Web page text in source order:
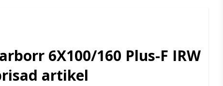
6X100/160 Plus-F IRW
artikel